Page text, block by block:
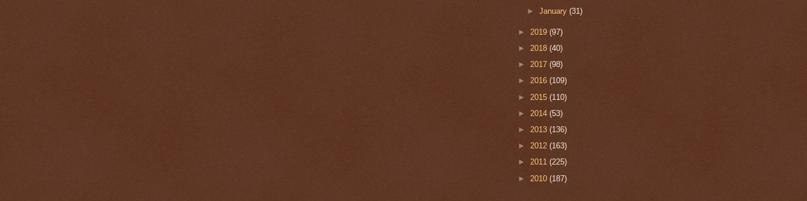
►January(31)
► 2019 (97)
► 2018 (40)
► 2017 (98)
► 2016 (109)
► 2015 (110)
► 2014 (53)
► 2013 (136)
► 2012 (163)
► 2011 (225)
► 2010 (187)